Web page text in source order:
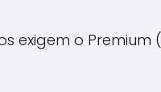
exigem o Premium